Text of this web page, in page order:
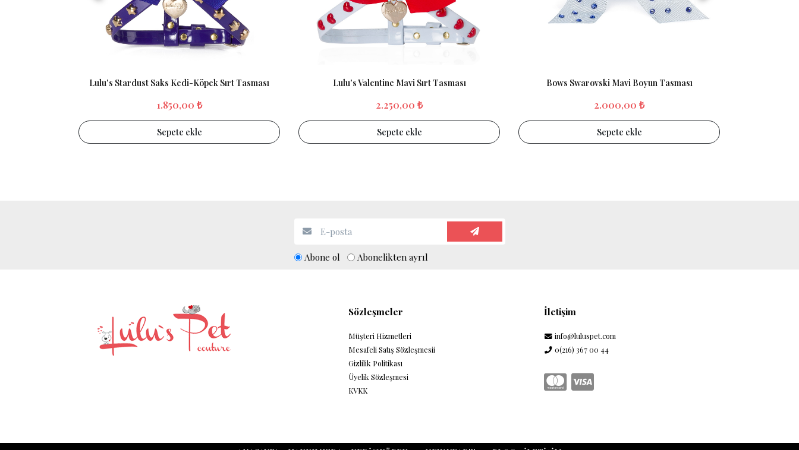
Lulu's Stardust Saks Kedi-Köpek Sırt Tasması
1.850,00 ₺
Sepete ekle
Lulu's Valentine Mavi Sırt Tasması
2.250,00 ₺
Sepete ekle
Bows Swarovski Mavi Boyun Tasması
2.000,00 ₺
Sepete ekle
Abone ol Abonelikten ayrıl
Sözleşmeler
Müşteri Hizmetleri
Mesafeli Satış Sözleşmesii
Gizlilik Politikası
Üyelik Sözleşmesi
KVKK
İletişim
info@luluspet.com
0(216) 367 00 44